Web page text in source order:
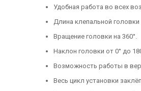
Удобная работа во всех
Длина клепальной головки
Вращение головки на 360°.
Наклон головки от 0° до
Возможность работы в
Весь цикл установки